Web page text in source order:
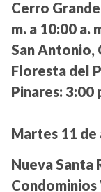
Cerro
m. a 10:00 a.
San Antonio,
Floresta del
Pinares: 3:00
Martes 11 de
Nueva Santa
Condominios